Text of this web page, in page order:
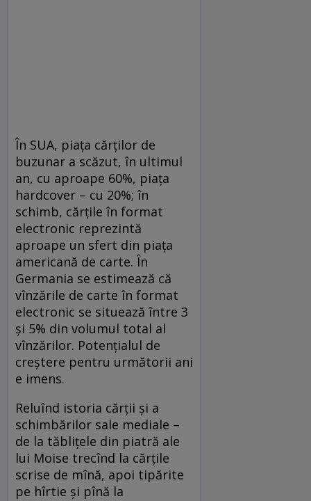
În SUA, piaţa cărţilor de
buzunar a scăzut, în ultimul
an, cu aproape 60%, piaţa
hardcover – cu 20%; în
schimb, cărţile în format
electronic reprezintă
aproape un sfert din piaţa
americană de carte. În
Germania se estimează că
vînzările de carte în format
electronic se situează între 3
şi 5% din volumul total al
vînzărilor. Potenţialul de
creştere pentru următorii ani
e imens.
Reluînd istoria cărţii şi a
schimbărilor sale mediale –
de la tăbliţele din piatră ale
lui Moise trecînd la cărţile
scrise de mînă, apoi tipărite
pe hîrtie şi pînă la